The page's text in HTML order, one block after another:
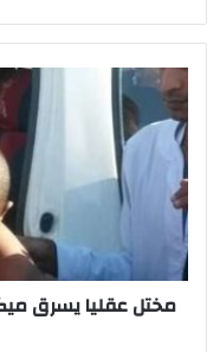
مختل
عقليا
يسرق
ميكروباص
ويثير
الفزع
في
قلوب
الاهالي
في
مختل عقليا يسرق